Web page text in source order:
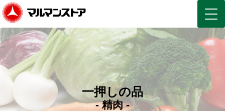
一押しの品
- 精肉 -